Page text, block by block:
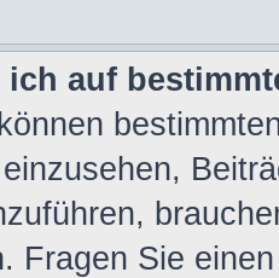
ich auf
Fragen Sie